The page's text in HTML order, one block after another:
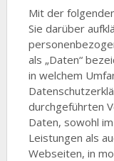
Mit der
Sie darüber
als „Daten“
in welchem
durchgeführten
Daten, sowohl
Leistungen als
Webseiten, in